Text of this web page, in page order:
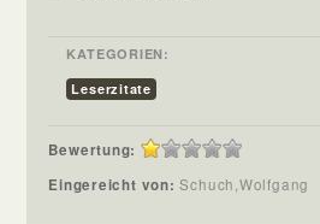
KATEGORIEN:
Leserzitate
Bewertung:
Eingereicht von:Schuch,Wolfgang